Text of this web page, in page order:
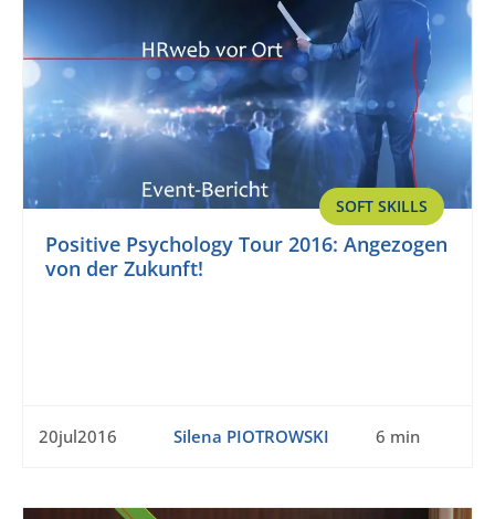
SOFT SKILLS
Positive Psychology Tour 2016: Angezogen
von der Zukunft!
20jul2016 Silena PIOTROWSKI 6 min